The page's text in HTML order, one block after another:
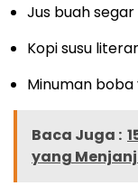
Jus buah
Kopi susu
Minuman
Baca Juga :
yang